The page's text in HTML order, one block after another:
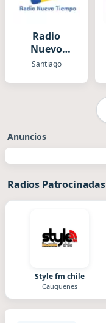
Radio
Nuevo
Tiempo
Santiago
Anuncios
Radios Patrocinadas
Style fm chile
Cauquenes